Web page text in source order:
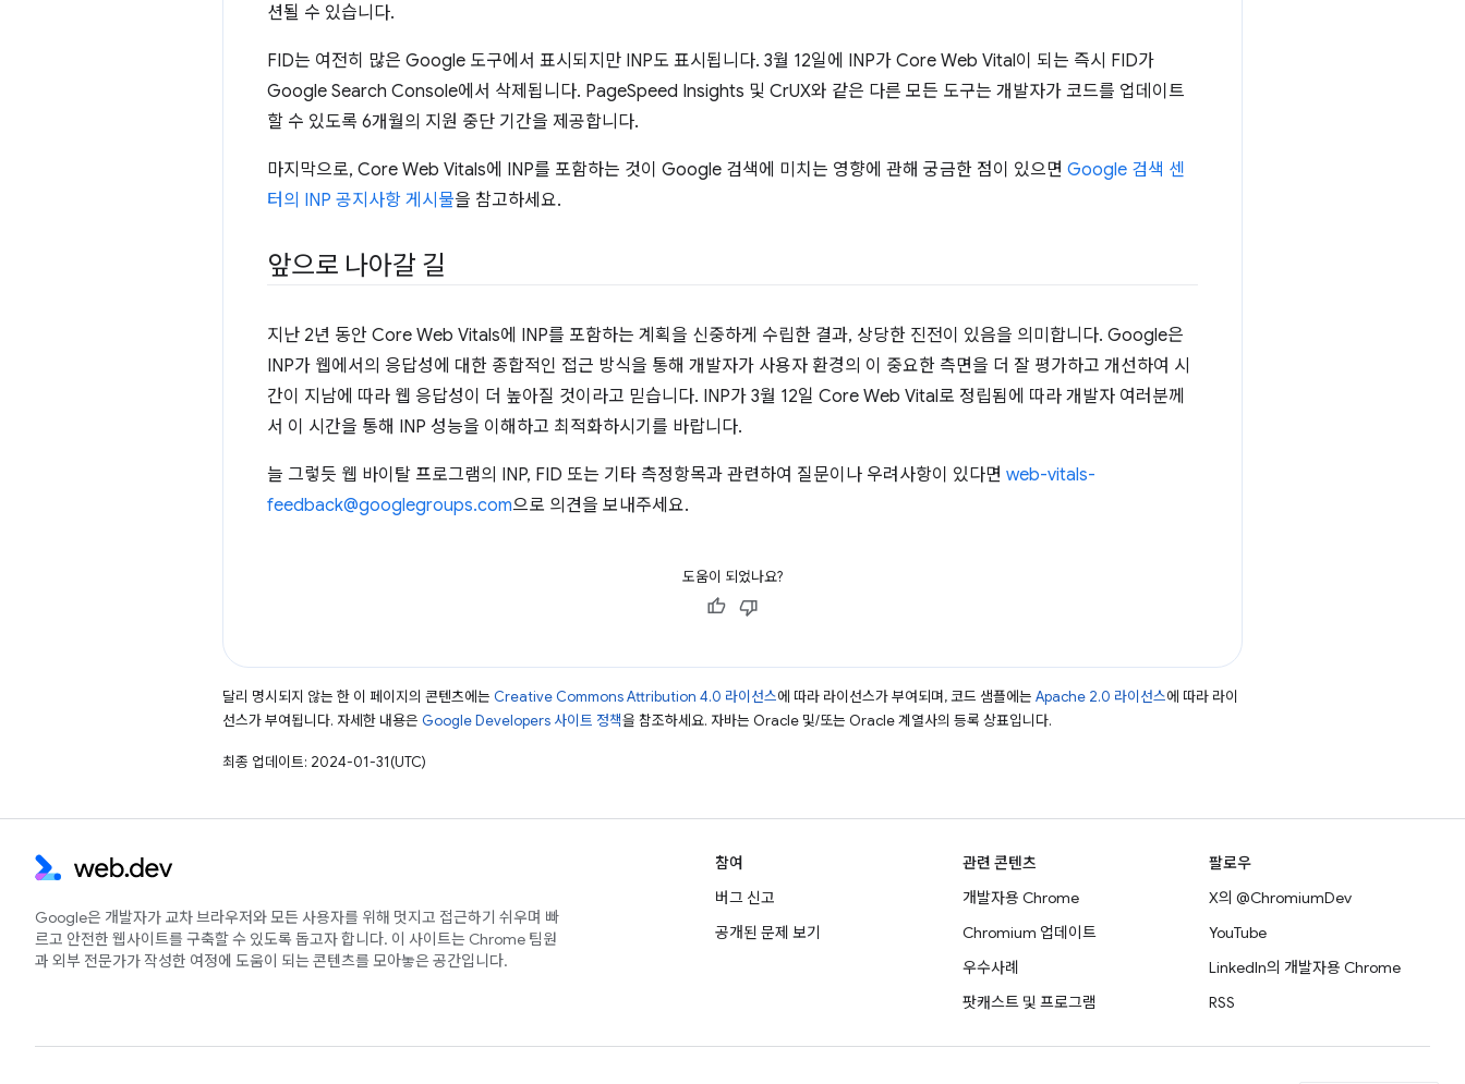
션될 수 있습니다.
FID는 여전히 많은 Google 도구에서 표시되지만 INP도 표시됩니다. 3월 12일에 INP가 Core Web Vital이 되는 즉시 FID가
Google Search Console에서 삭제됩니다. PageSpeed Insights 및 CrUX와 같은 다른 모든 도구는 개발자가 코드를 업데이트
할 수 있도록 6개월의 지원 중단 기간을 제공합니다.
마지막으로, Core Web Vitals에 INP를 포함하는 것이 Google 검색에 미치는 영향에 관해 궁금한 점이 있으면 Google 검색 센
터의 INP 공지사항 게시물을 참고하세요.
앞으로 나아갈 길
지난 2년 동안 Core Web Vitals에 INP를 포함하는 계획을 신중하게 수립한 결과, 상당한 진전이 있음을 의미합니다. Google은
INP가 웹에서의 응답성에 대한 종합적인 접근 방식을 통해 개발자가 사용자 환경의 이 중요한 측면을 더 잘 평가하고 개선하여 시
간이 지남에 따라 웹 응답성이 더 높아질 것이라고 믿습니다. INP가 3월 12일 Core Web Vital로 정립됨에 따라 개발자 여러분께
서 이 시간을 통해 INP 성능을 이해하고 최적화하시기를 바랍니다.
늘 그렇듯 웹 바이탈 프로그램의 INP, FID 또는 기타 측정항목과 관련하여 질문이나 우려사항이 있다면 web-vitals-
feedback@googlegroups.com으로 의견을 보내주세요.
도움이 되었나요?
달리 명시되지 않는 한 이 페이지의 콘텐츠에는 Creative Commons Attribution 4.0 라이선스에 따라 라이선스가 부여되며, 코드 샘플에는 Apache 2.0 라이선스에 따라 라이
선스가 부여됩니다. 자세한 내용은 Google Developers 사이트 정책을 참조하세요. 자바는 Oracle 및/또는 Oracle 계열사의 등록 상표입니다.
최종 업데이트: 2024-01-31(UTC)
Google은 개발자가 교차 브라우저와 모든 사용자를 위해 멋지고 접근하기 쉬우며 빠
르고 안전한 웹사이트를 구축할 수 있도록 돕고자 합니다. 이 사이트는 Chrome 팀원
과 외부 전문가가 작성한 여정에 도움이 되는 콘텐츠를 모아놓은 공간입니다.
참여
버그 신고
공개된 문제 보기
관련 콘텐츠
개발자용 Chrome
Chromium 업데이트
우수사례
팟캐스트 및 프로그램
팔로우
X의 @ChromiumDev
YouTube
LinkedIn의 개발자용 Chrome
RSS